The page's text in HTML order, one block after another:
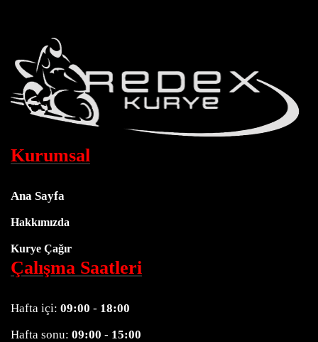
Kurumsal
Ana Sayfa
Hakkımızda
Kurye Çağır
Çalışma Saatleri
Hafta içi: 09:00 - 18:00
Hafta sonu: 09:00 - 15:00